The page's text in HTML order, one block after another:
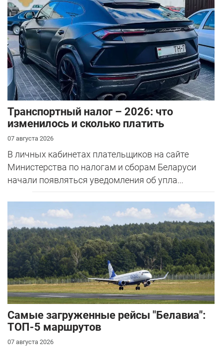
Транспортный налог – 2026: что
изменилось и сколько платить
07 августа 2026
В личных кабинетах плательщиков на сайте
Министерства по налогам и сборам Беларуси
начали появляться уведомления об упла...
Самые загруженные рейсы "Белавиа":
ТОП-5 маршрутов
07 августа 2026